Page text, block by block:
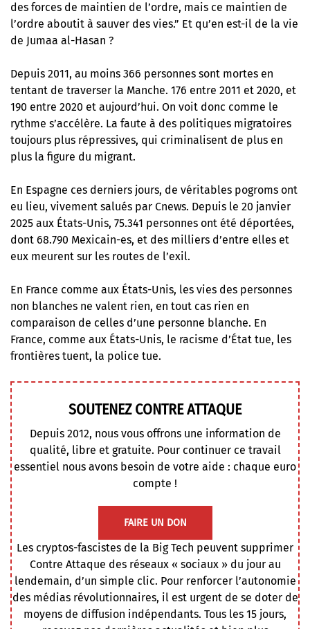
des forces de maintien de l’ordre, mais ce maintien de
l’ordre aboutit à sauver des vies.” Et qu’en est-il de la vie
de Jumaa al-Hasan ?
Depuis 2011, au moins 366 personnes sont mortes en
tentant de traverser la Manche. 176 entre 2011 et 2020, et
190 entre 2020 et aujourd’hui. On voit donc comme le
rythme s’accélère. La faute à des politiques migratoires
toujours plus répressives, qui criminalisent de plus en
plus la figure du migrant.
En Espagne ces derniers jours, de véritables pogroms ont
eu lieu, vivement salués par Cnews. Depuis le 20 janvier
2025 aux États-Unis, 75.341 personnes ont été déportées,
dont 68.790 Mexicain-es, et des milliers d’entre elles et
eux meurent sur les routes de l’exil.
En France comme aux États-Unis, les vies des personnes
non blanches ne valent rien, en tout cas rien en
comparaison de celles d’une personne blanche. En
France, comme aux États-Unis, le racisme d’État tue, les
frontières tuent, la police tue.
SOUTENEZ CONTRE ATTAQUE
Depuis 2012, nous vous offrons une information de
qualité, libre et gratuite. Pour continuer ce travail
essentiel nous avons besoin de votre aide : chaque euro
compte !
FAIRE UN DON
Les cryptos-fascistes de la Big Tech peuvent supprimer
Contre Attaque des réseaux « sociaux » du jour au
lendemain, d’un simple clic. Pour renforcer l’autonomie
des médias révolutionnaires, il est urgent de se doter de
moyens de diffusion indépendants. Tous les 15 jours,